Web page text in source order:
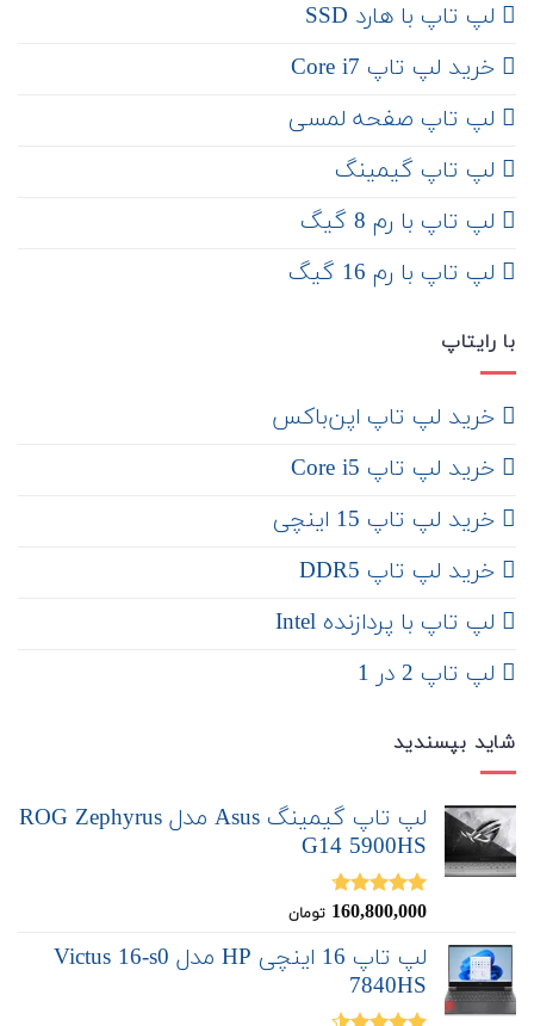
لپ تاپ با هارد SSD
خرید لپ تاپ Core i7
لپ تاپ صفحه لمسی
لپ تاپ گیمینگ
لپ تاپ با رم 8 گیگ
لپ تاپ با رم 16 گیگ
با رایتاپ
‌ خرید لپ تاپ اپن‌باکس
خرید لپ تاپ Core i5
‌‌ خرید لپ تاپ 15 اینچی
خرید لپ تاپ DDR5
لپ تاپ با پردازنده Intel
لپ تاپ 2 در 1
شاید بپسندید
لپ تاپ گیمینگ Asus مدل ROG Zephyrus
G14 5900HS
نمره4.67
160,800,000 تومان
لپ تاپ 16 اینچی HP مدل Victus 16-s0
7840HS